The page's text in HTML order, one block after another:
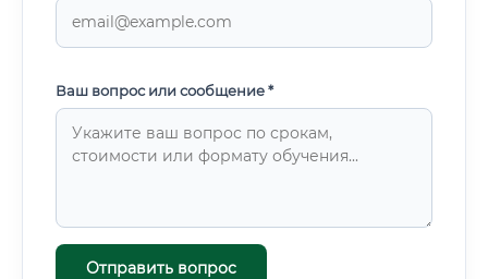
Ваш вопрос или сообщение *
Отправить вопрос